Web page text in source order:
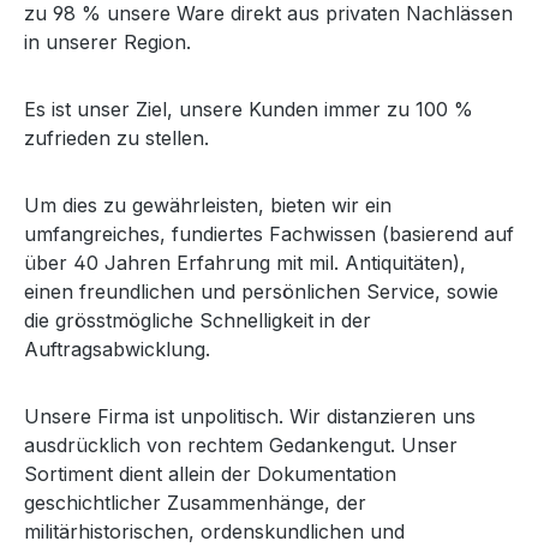
zu 98 % unsere Ware direkt aus privaten Nachlässen
in unserer Region.
Es ist unser Ziel, unsere Kunden immer zu 100 %
zufrieden zu stellen.
Um dies zu gewährleisten, bieten wir ein
umfangreiches, fundiertes Fachwissen (basierend auf
über 40 Jahren Erfahrung mit mil. Antiquitäten),
einen freundlichen und persönlichen Service, sowie
die grösstmögliche Schnelligkeit in der
Auftragsabwicklung.
Unsere Firma ist unpolitisch. Wir distanzieren uns
ausdrücklich von rechtem Gedankengut. Unser
Sortiment dient allein der Dokumentation
geschichtlicher Zusammenhänge, der
militärhistorischen, ordenskundlichen und